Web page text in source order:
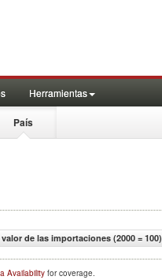
Herramientas
País
de las importaciones (2000 = 100)
Availability for coverage.